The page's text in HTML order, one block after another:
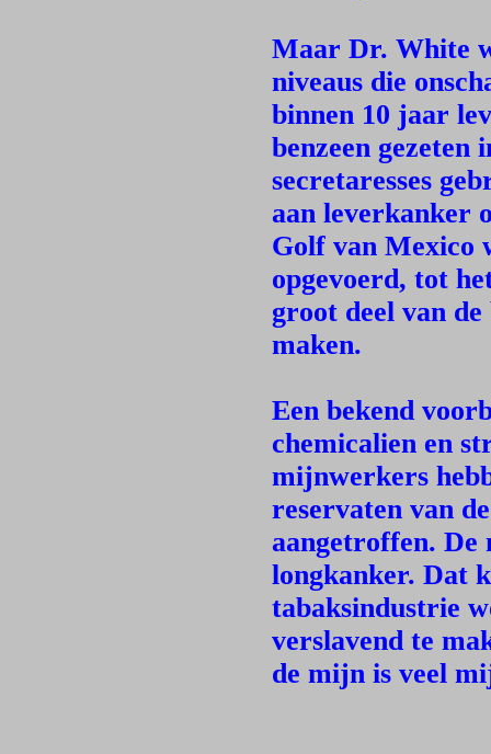
Maar Dr. White
niveaus die
binnen 10 jaar
benzeen gezeten
secretaresses
aan leverkanker
Golf van Mexico
opgevoerd, tot
groot deel van
maken.
Een bekend
chemicalien en
mijnwerkers
reservaten van
aangetroffen.
longkanker. Dat
tabaksindustrie
verslavend te
de mijn is veel